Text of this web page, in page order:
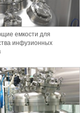
емкости для
инфузионных